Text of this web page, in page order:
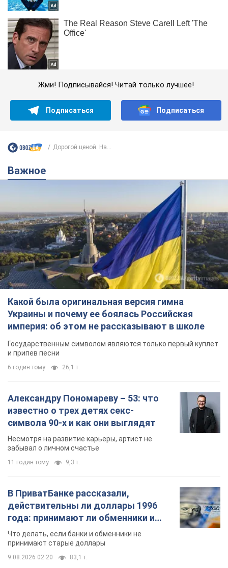
Жми! Подписывайся! Читай только лучшее!
Подписаться Подписаться
Дорогой ценой. На...
Важное
Какой была оригинальная версия гимна
Украины и почему ее боялась Российская
империя: об этом не рассказывают в школе
Государственным символом являются только первый куплет
и припев песни
6 годин тому 26,1 т.
Александру Пономареву – 53: что
известно о трех детях секс-
символа 90-х и как они выглядят
Несмотря на развитие карьеры, артист не
забывал о личном счастье
11 годин тому 9,3 т.
В ПриватБанке рассказали,
действительны ли доллары 1996
года: принимают ли обменники и
банки такие купюры
Что делать, если банки и обменники не
принимают старые доллары
9.08.2026 02:20 83,1 т.